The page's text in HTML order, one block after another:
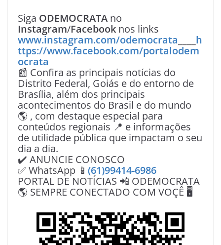
Siga ODEMOCRATA no
Instagram/Facebook nos links
www.instagram.com/odemocrata
h
ttps://www.facebook.com/portalodem
ocrata
📰 Confira as principais notícias do
Distrito Federal, Goiás e do entorno de
Brasília, além dos principais
acontecimentos do Brasil e do mundo
🌎 , com destaque especial para
conteúdos regionais 📍 e informações
de utilidade pública que impactam o seu
dia a dia.
✔️ ANUNCIE CONOSCO
✅ WhatsApp 📱 (61)99414-6986
PORTAL DE NOTÍCIAS 📲 ODEMOCRATA
🌎 SEMPRE CONECTADO COM VOÇÊ 🖥️